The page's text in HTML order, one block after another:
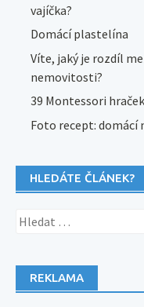
vajíčka?
Domácí plastelína
Víte, jaký je rozdíl
nemovitosti?
39 Montessori
Foto recept: domácí
HLEDÁTE ČLÁNEK?
Vyhledávání
REKLAMA